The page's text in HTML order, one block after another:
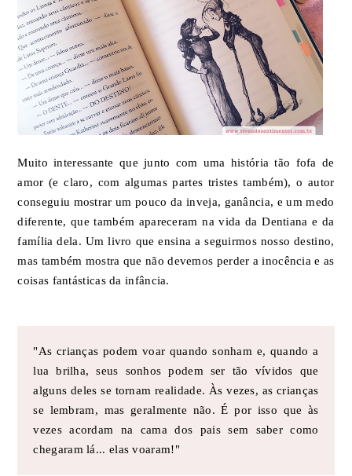
Muito interessante que junto com uma história tão fofa de
amor (e claro, com algumas partes tristes também), o autor
conseguiu mostrar um pouco da inveja, ganância, e um medo
diferente, que também apareceram na vida da Dentiana e da
família dela. Um livro que ensina a seguirmos nosso destino,
mas também mostra que não devemos perder a inocência e as
coisas fantásticas da infância.
"As crianças podem voar quando sonham e, quando a
lua brilha, seus sonhos podem ser tão vívidos que
alguns deles se tornam realidade. Às vezes, as crianças
se lembram, mas geralmente não. É por isso que às
vezes acordam na cama dos pais sem saber como
chegaram lá... elas voaram!"